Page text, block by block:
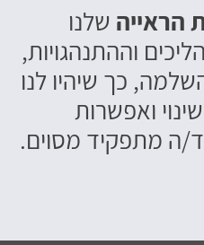
הראייה שלנו
וההתנהגויות,
כך שיהיו לנו
ואפשרות
ה מתפקיד מסוים.